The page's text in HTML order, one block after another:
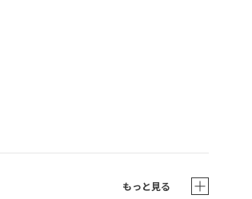
もっと見る